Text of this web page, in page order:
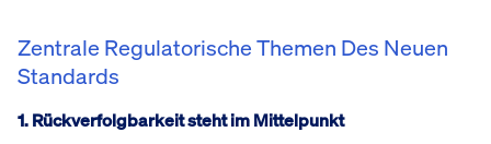
Zentrale Regulatorische Themen Des Neuen
Standards
1. Rückverfolgbarkeit steht im Mittelpunkt